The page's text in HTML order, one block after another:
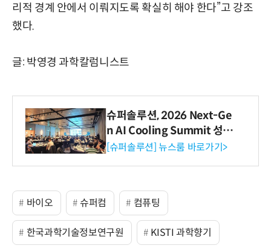
리적 경계 안에서 이뤄지도록 확실히 해야 한다”고 강조
했다.
글: 박영경 과학칼럼니스트
슈퍼솔루션, 2026 Next-Ge
n AI Cooling Summit 성황
리 성료
[슈퍼솔루션] 뉴스룸 바로가기>
바이오 슈퍼컴 컴퓨팅
한국과학기술정보연구원 KISTI 과학향기